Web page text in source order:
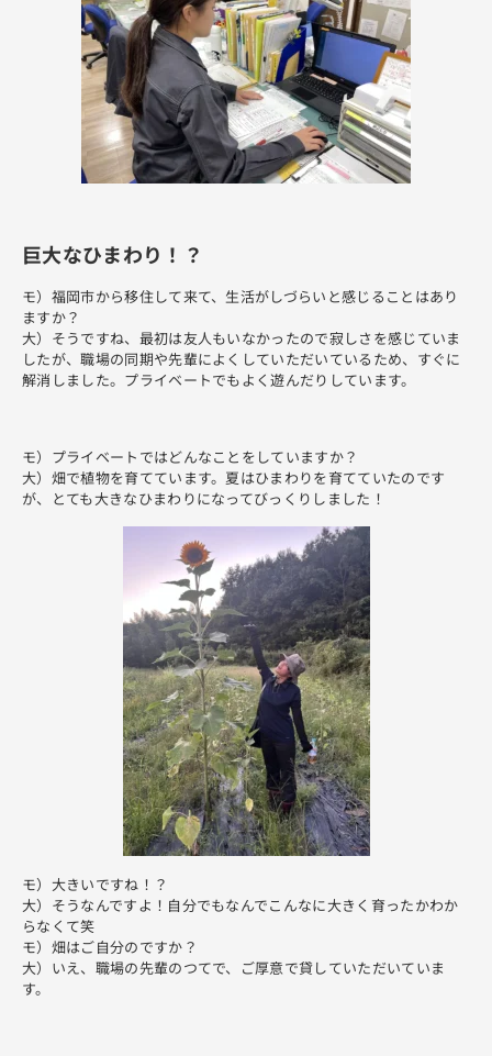
巨大なひまわり！？
モ）福岡市から移住して来て、生活がしづらいと感じることはあり
ますか？
大）そうですね、最初は友人もいなかったので寂しさを感じていま
したが、職場の同期や先輩によくしていただいているため、すぐに
解消しました。プライベートでもよく遊んだりしています。
モ）プライベートではどんなことをしていますか？
大）畑で植物を育てています。夏はひまわりを育てていたのです
が、とても大きなひまわりになってびっくりしました！
モ）大きいですね！？
大）そうなんですよ！自分でもなんでこんなに大きく育ったかわか
らなくて笑
モ）畑はご自分のですか？
大）いえ、職場の先輩のつてで、ご厚意で貸していただいていま
す。